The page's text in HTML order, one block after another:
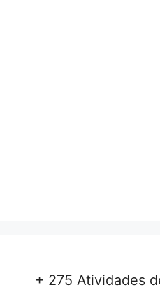
+ 275 Atividades